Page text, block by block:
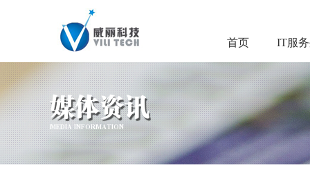
首页 IT服
媒体资讯
MEDIA INFORMATION